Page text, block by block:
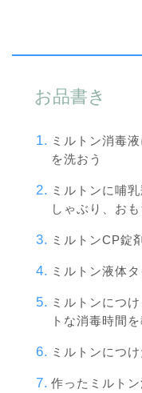
お品書き
ミルトン消毒
を洗おう
ミルトンに哺
しゃぶり、お
ミルトンCP錠
ミルトン液体
ミルトンにつ
トな消毒時間
ミルトンにつ
作ったミルト